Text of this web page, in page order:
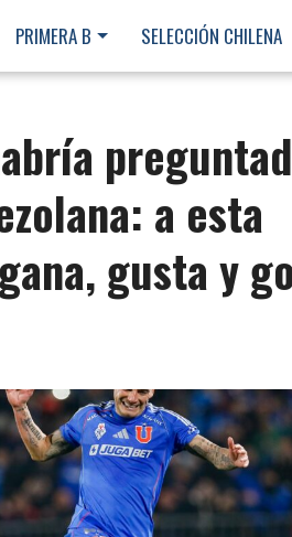
PRIMERA B SELECCIÓN CHILENA
a esta
gusta y